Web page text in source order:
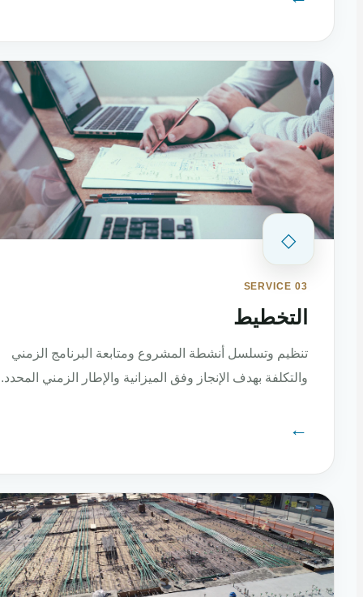
◇
SERVICE 03
التخطيط
تنظيم وتسلسل أنشطة المشروع ومتابعة البرنامج الزمني
والتكلفة بهدف الإنجاز وفق الميزانية والإطار الزمني المحدد.